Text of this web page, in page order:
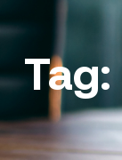
Tag: